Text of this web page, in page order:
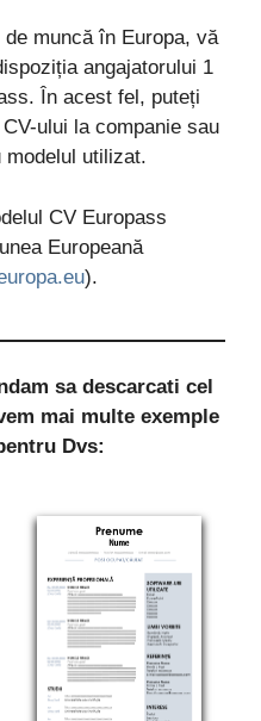
muncă în Europa, vă
angajatorului 1
În acest fel, puteți
ului la companie sau
utilizat.
CV Europass
Europeană
).
sa descarcati cel
mai multe exemple
Dvs: